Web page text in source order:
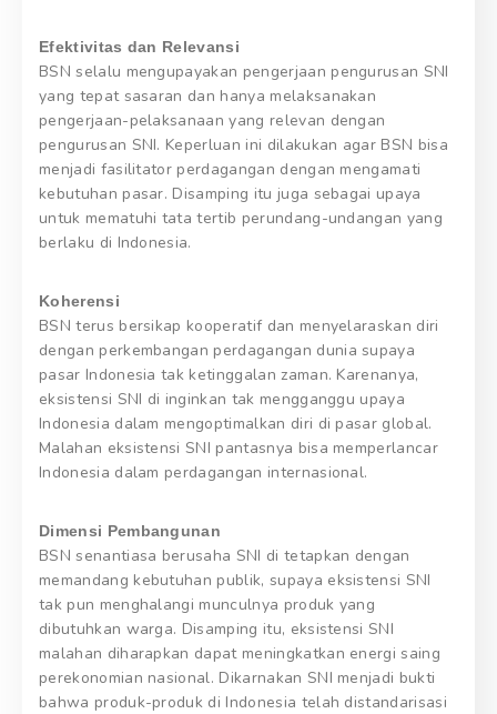
Efektivitas dan Relevansi
BSN selalu mengupayakan pengerjaan pengurusan SNI
yang tepat sasaran dan hanya melaksanakan
pengerjaan-pelaksanaan yang relevan dengan
pengurusan SNI. Keperluan ini dilakukan agar BSN bisa
menjadi fasilitator perdagangan dengan mengamati
kebutuhan pasar. Disamping itu juga sebagai upaya
untuk mematuhi tata tertib perundang-undangan yang
berlaku di Indonesia.
Koherensi
BSN terus bersikap kooperatif dan menyelaraskan diri
dengan perkembangan perdagangan dunia supaya
pasar Indonesia tak ketinggalan zaman. Karenanya,
eksistensi SNI di inginkan tak mengganggu upaya
Indonesia dalam mengoptimalkan diri di pasar global.
Malahan eksistensi SNI pantasnya bisa memperlancar
Indonesia dalam perdagangan internasional.
Dimensi Pembangunan
BSN senantiasa berusaha SNI di tetapkan dengan
memandang kebutuhan publik, supaya eksistensi SNI
tak pun menghalangi munculnya produk yang
dibutuhkan warga. Disamping itu, eksistensi SNI
malahan diharapkan dapat meningkatkan energi saing
perekonomian nasional. Dikarnakan SNI menjadi bukti
bahwa produk-produk di Indonesia telah distandarisasi